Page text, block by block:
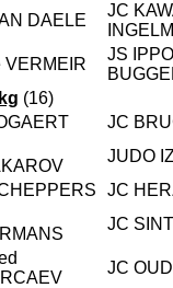
DAELE
JC
VERMEIR
JS
(16)
JC
JUDO
JC
JC
JC